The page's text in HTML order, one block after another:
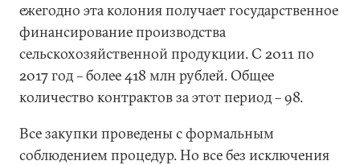
ежегодно эта колония получает государственное
финансирование производства
сельскохозяйственной продукции. С 2011 по
2017 год – более 418 млн рублей. Общее
количество контрактов за этот период – 98.
Все закупки проведены с формальным
соблюдением процедур. Но все без исключения